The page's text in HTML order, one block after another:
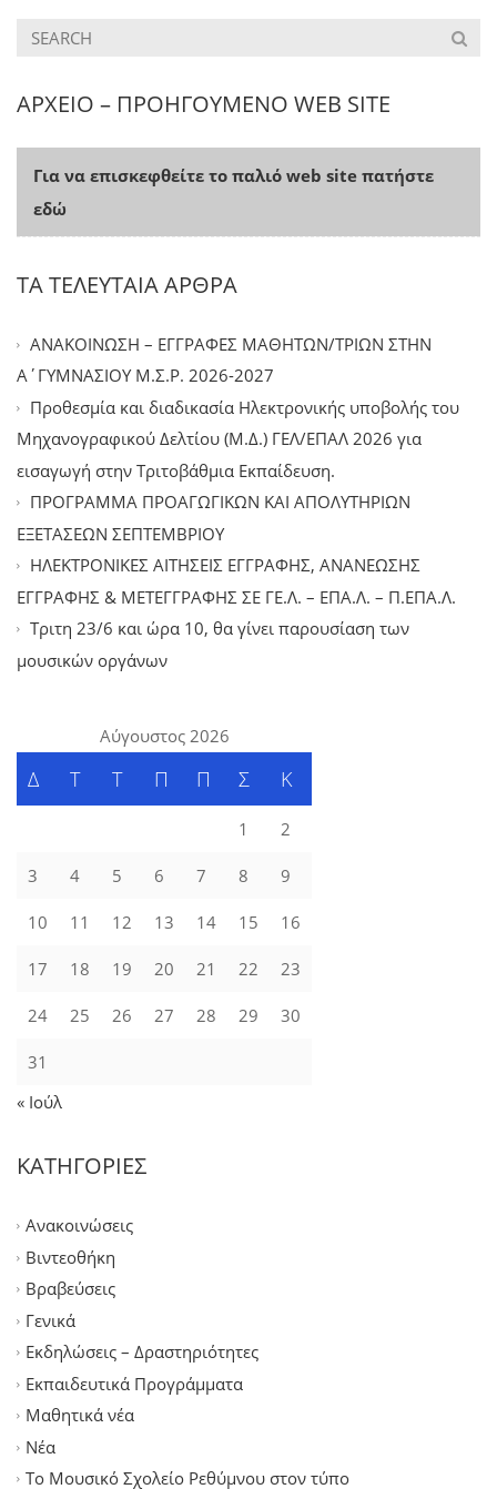
ΑΡΧΕΙΟ – ΠΡΟΗΓΟΥΜΕΝΟ WEB SITE
Για να επισκεφθείτε το παλιό web site πατήστε
εδώ
ΤΑ ΤΕΛΕΥΤΑΙΑ ΑΡΘΡΑ
ΑΝΑΚΟΙΝΩΣΗ – ΕΓΓΡΑΦΕΣ ΜΑΘΗΤΩΝ/ΤΡΙΩΝ ΣΤΗΝ
Α΄ΓΥΜΝΑΣΙΟΥ Μ.Σ.Ρ. 2026-2027
Προθεσμία και διαδικασία Ηλεκτρονικής υποβολής του
Μηχανογραφικού Δελτίου (Μ.Δ.) ΓΕΛ/ΕΠΑΛ 2026 για
εισαγωγή στην Τριτοβάθμια Εκπαίδευση.
ΠΡΟΓΡΑΜΜΑ ΠΡΟΑΓΩΓΙΚΩΝ ΚΑΙ ΑΠΟΛΥΤΗΡΙΩΝ
ΕΞΕΤΑΣΕΩΝ ΣΕΠΤΕΜΒΡΙΟΥ
ΗΛΕΚΤΡΟΝΙΚΕΣ ΑΙΤΗΣΕΙΣ ΕΓΓΡΑΦΗΣ, ΑΝΑΝΕΩΣΗΣ
ΕΓΓΡΑΦΗΣ & ΜΕΤΕΓΓΡΑΦΗΣ ΣΕ ΓΕ.Λ. – ΕΠΑ.Λ. – Π.ΕΠΑ.Λ.
Tριτη 23/6 και ώρα 10, θα γίνει παρουσίαση των
μουσικών οργάνων
Αύγουστος 2026
Δ Τ Τ Π Π Σ Κ
1 2
3 4 5 6 7 8 9
10 11 12 13 14 15 16
17 18 19 20 21 22 23
24 25 26 27 28 29 30
31
« Ιούλ
ΚΑΤΗΓΟΡΙΕΣ
Ανακοινώσεις
Βιντεοθήκη
Βραβεύσεις
Γενικά
Εκδηλώσεις – Δραστηριότητες
Εκπαιδευτικά Προγράμματα
Μαθητικά νέα
Νέα
Το Μουσικό Σχολείο Ρεθύμνου στον τύπο